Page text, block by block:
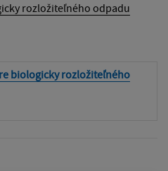
rozložiteľného odpadu
biologicky rozložiteľného